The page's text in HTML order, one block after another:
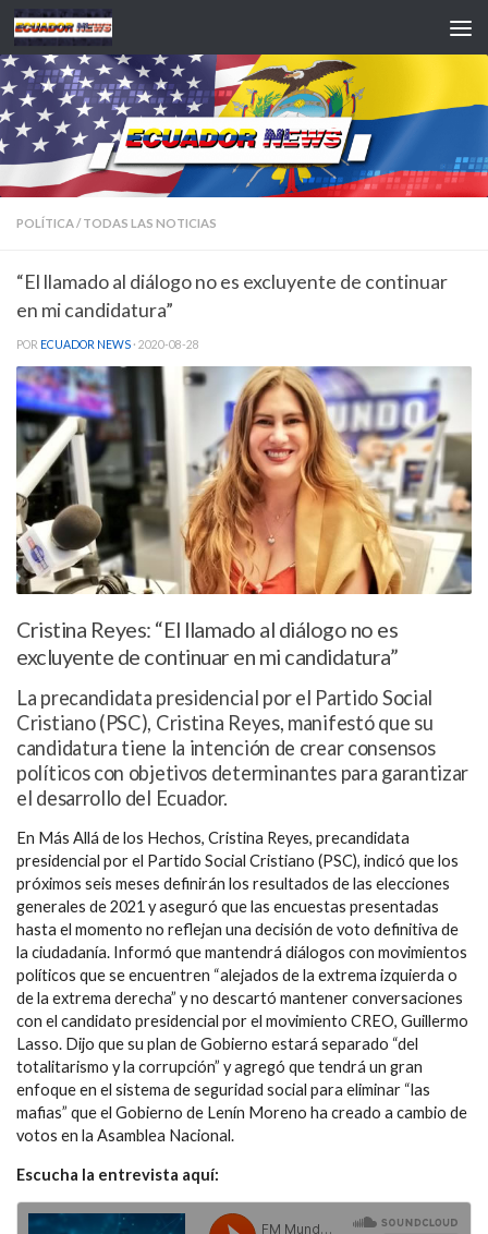
Saltar al contenido
POLÍTICA/ TODAS LAS NOTICIAS
“El llamado al diálogo no es excluyente de continuar
en mi candidatura”
POR ECUADOR NEWS · 2020-08-28
Cristina Reyes: “El llamado al diálogo no es
excluyente de continuar en mi candidatura”
La precandidata presidencial por el Partido Social
Cristiano (PSC), Cristina Reyes, manifestó que su
candidatura tiene la intención de crear consensos
políticos con objetivos determinantes para garantizar
el desarrollo del Ecuador.
En Más Allá de los Hechos, Cristina Reyes, precandidata
presidencial por el Partido Social Cristiano (PSC), indicó que los
próximos seis meses definirán los resultados de las elecciones
generales de 2021 y aseguró que las encuestas presentadas
hasta el momento no reflejan una decisión de voto definitiva de
la ciudadanía. Informó que mantendrá diálogos con movimientos
políticos que se encuentren “alejados de la extrema izquierda o
de la extrema derecha” y no descartó mantener conversaciones
con el candidato presidencial por el movimiento CREO, Guillermo
Lasso. Dijo que su plan de Gobierno estará separado “del
totalitarismo y la corrupción” y agregó que tendrá un gran
enfoque en el sistema de seguridad social para eliminar “las
mafias” que el Gobierno de Lenín Moreno ha creado a cambio de
votos en la Asamblea Nacional.
Escucha la entrevista aquí: